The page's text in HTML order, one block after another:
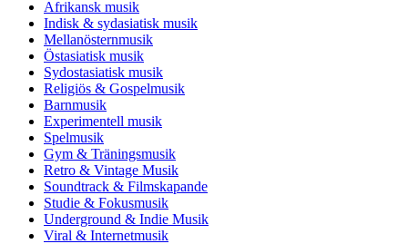
Afrikansk musik
Indisk & sydasiatisk musik
Mellanösternmusik
Östasiatisk musik
Sydostasiatisk musik
Religiös & Gospelmusik
Barnmusik
Experimentell musik
Spelmusik
Gym & Träningsmusik
Retro & Vintage Musik
Soundtrack & Filmskapande
Studie & Fokusmusik
Underground & Indie Musik
Viral & Internetmusik